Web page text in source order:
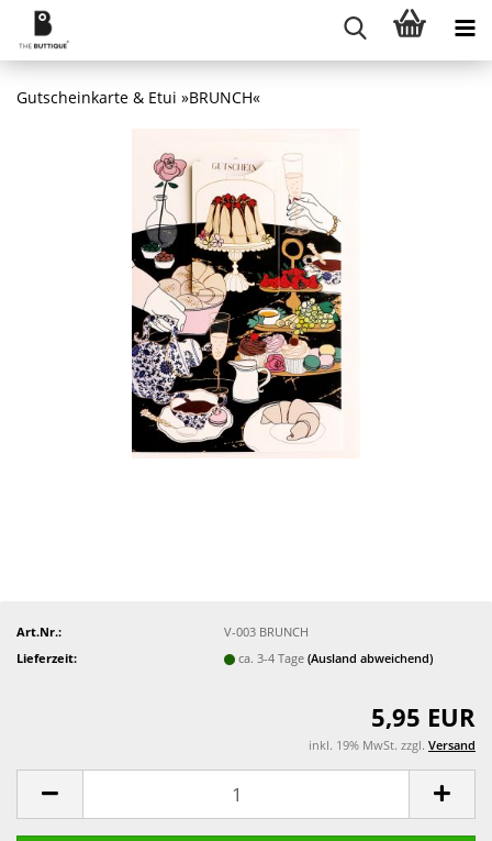
Gutscheinkarte & Etui »BRUNCH«
Art.Nr.:
V-003 BRUNCH
Lieferzeit:
ca. 3-4 Tage(Ausland abweichend)
5,95 EUR
inkl. 19% MwSt. zzgl. Versand